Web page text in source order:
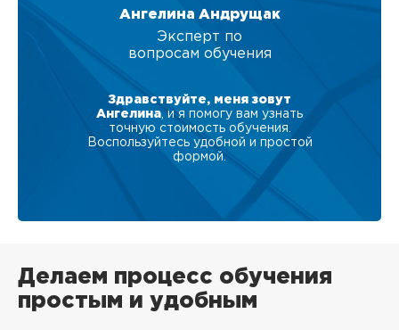
Ангелина Андрущак
Эксперт по
вопросам обучения
Здравствуйте, меня зовут
Ангелина , и я помогу вам узнать
точную стоимость обучения.
Воспользуйтесь удобной и простой
формой.
Делаем процесс обучения
простым и удобным